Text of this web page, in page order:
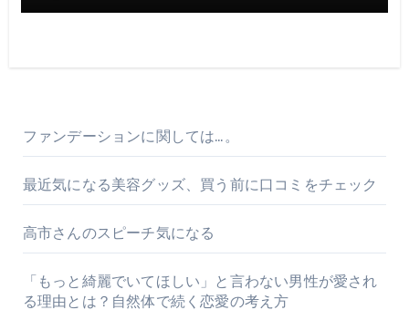
ファンデーションに関しては…。
最近気になる美容グッズ、買う前に口コミをチェック
高市さんのスピーチ気になる
「もっと綺麗でいてほしい」と言わない男性が愛され
る理由とは？自然体で続く恋愛の考え方